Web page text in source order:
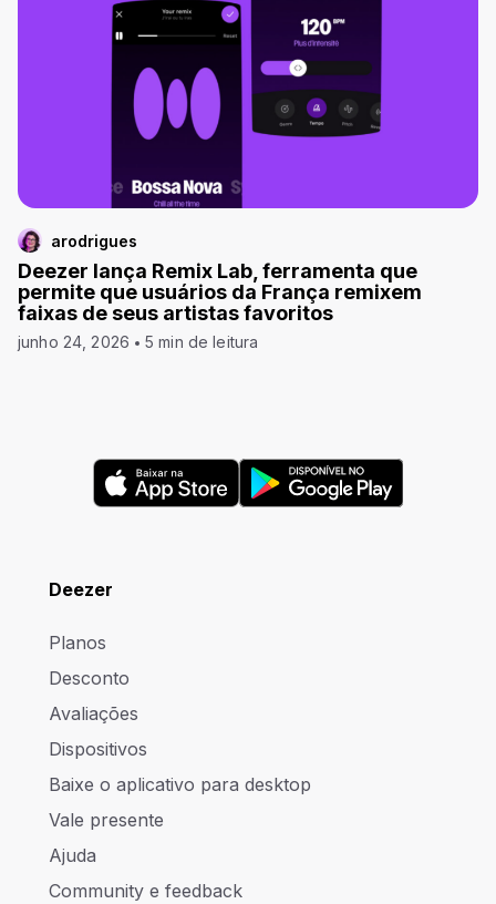
arodrigues
Deezer lança Remix Lab, ferramenta que
permite que usuários da França remixem
faixas de seus artistas favoritos
junho 24, 2026 5 min de leitura
Deezer
Planos
Desconto
Avaliações
Dispositivos
Baixe o aplicativo para desktop
Vale presente
Ajuda
Community e feedback